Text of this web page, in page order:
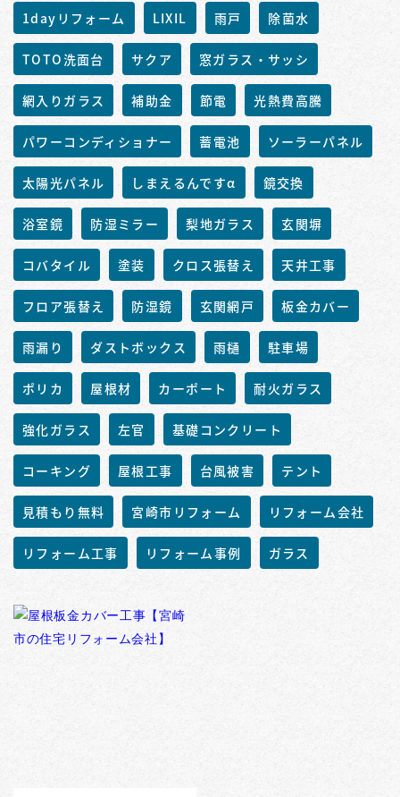
1dayリフォーム LIXIL 雨戸 除菌水
TOTO洗面台 サクア 窓ガラス・サッシ
網入りガラス 補助金 節電 光熱費高騰
パワーコンディショナー 蓄電池 ソーラーパネル
太陽光パネル しまえるんですα 鏡交換
浴室鏡 防湿ミラー 梨地ガラス 玄関塀
コバタイル 塗装 クロス張替え 天井工事
フロア張替え 防湿鏡 玄関網戸 板金カバー
雨漏り ダストボックス 雨樋 駐車場
ポリカ 屋根材 カーポート 耐火ガラス
強化ガラス 左官 基礎コンクリート
コーキング 屋根工事 台風被害 テント
見積もり無料 宮崎市リフォーム リフォーム会社
リフォーム工事 リフォーム事例 ガラス